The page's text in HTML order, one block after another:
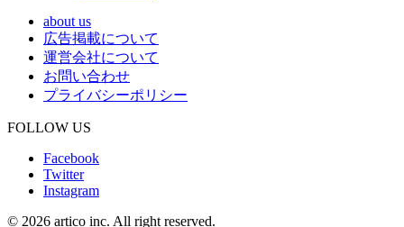
about us
広告掲載について
運営会社について
お問い合わせ
プライバシーポリシー
FOLLOW US
Facebook
Twitter
Instagram
© 2026 artico inc. All right reserved.